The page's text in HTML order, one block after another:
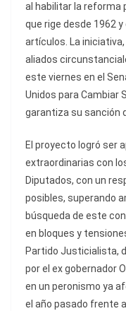
al habilitar la reforma
que rige desde 1962
artículos. La
aliados
este viernes en el
Unidos para Cambiar
garantiza su sanción
El proyecto logró ser
extraordinarias con
Diputados, con un
posibles, superando
búsqueda de este
en bloques y
Partido Justicialista,
por el ex gobernador
en un peronismo ya
el año pasado frente